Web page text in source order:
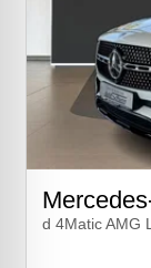
d 4Matic AMG